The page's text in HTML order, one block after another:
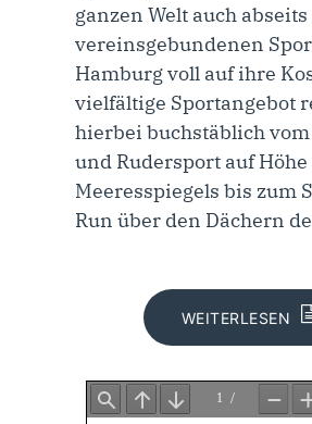
ganzen Welt auch abseits
vereinsgebundenen
Hamburg voll auf ihre
vielfältige Sportangebot
hierbei buchstäblich vom
und Rudersport auf Höhe
Meeresspiegels bis zum
Run über den Dächern
WEITERLESEN